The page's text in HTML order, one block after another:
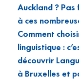
Auckland ?
à ces
Comment
linguistique :
découvrir
à Bruxelles et